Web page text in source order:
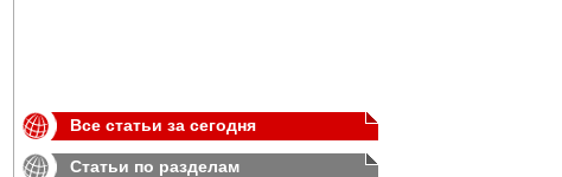
Все статьи за сегодня
Статьи по разделам